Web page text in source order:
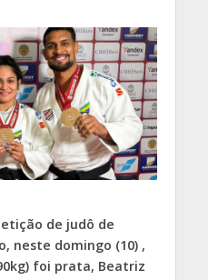
de judô de
neste domingo (10) ,
foi prata, Beatriz